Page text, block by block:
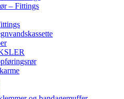
– Fittings